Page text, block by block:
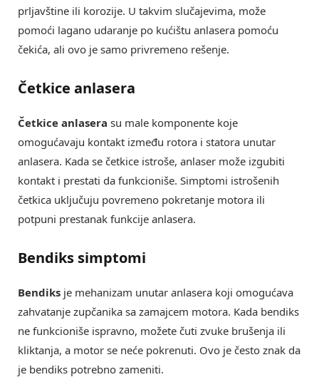
prljavštine ili korozije. U takvim slučajevima, može
pomoći lagano udaranje po kućištu anlasera pomoću
čekića, ali ovo je samo privremeno rešenje.
Četkice anlasera
Četkice anlasera su male komponente koje
omogućavaju kontakt između rotora i statora unutar
anlasera. Kada se četkice istroše, anlaser može izgubiti
kontakt i prestati da funkcioniše. Simptomi istrošenih
četkica uključuju povremeno pokretanje motora ili
potpuni prestanak funkcije anlasera.
Bendiks simptomi
Bendiks je mehanizam unutar anlasera koji omogućava
zahvatanje zupčanika sa zamajcem motora. Kada bendiks
ne funkcioniše ispravno, možete čuti zvuke brušenja ili
kliktanja, a motor se neće pokrenuti. Ovo je često znak da
je bendiks potrebno zameniti.